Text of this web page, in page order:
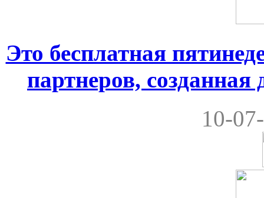
Это бесплатная
партнеров,
10-